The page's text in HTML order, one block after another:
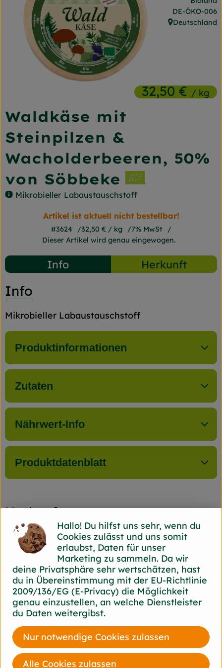
Frischetheke
Naturkost
Getränke
Gartensaison
So geht's
Unsere Kisten
Über uns
Blog
Jetzt bestellen
Waldkäse mit
Steinpilzen &
Wacholderbeeren, 50%
von Söbbeke
Mikrobieller Labaustauschstoff
32,50 €/ kg
,
DE-ÖKO-006
, Herkunft:
Deutschland
Artikel ist aktuell nicht bestellbar!
#3624 32,50 € / kg
7% MwSt
Dieser Artikel wird genau eingewogen.
Info Herkunft
Info
Mikrobieller Labaustauschstoff
Produktinformationen
Zutaten
Nährwert-Info
Produktdatenblatt
Herkunft
Hersteller: Sobo
Deutschland
Molkerei Söbbeke GmbH
D 48599 Gronau-Epe
Söbbeke: Bio-Genuss aus dem Münsterland
Seit der Gründung der Biomolkerei Söbbeke
1988 durch Paul Söbbeke heißt es: Bio aus
Hallo! Du hilfst uns sehr, wenn du
Cookies zulässt und uns somit
erlaubst, Daten für unser
Marketing zu sammeln. Da wir
deine Privatsphäre sehr wertschätzen, hast
du in Übereinstimmung mit der EU-Richtlinie
2009/136/EG (E-Privacy) die Möglichkeit
genau einzustellen, an welche Dienstleister
du Daten weitergibst.
Nur notwendige Cookies zulassen
Alle Cookies zulassen